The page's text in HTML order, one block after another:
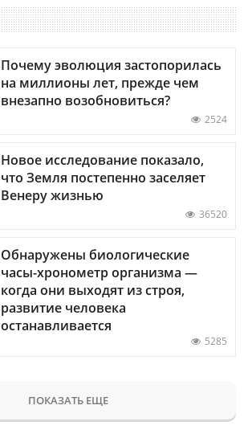
Почему эволюция застопорилась
на миллионы лет, прежде чем
внезапно возобновиться?
2524
Новое исследование показало,
что Земля постепенно заселяет
Венеру жизнью
36520
Обнаружены биологические
часы-хронометр организма —
когда они выходят из строя,
развитие человека
останавливается
5285
ПОКАЗАТЬ ЕЩЕ